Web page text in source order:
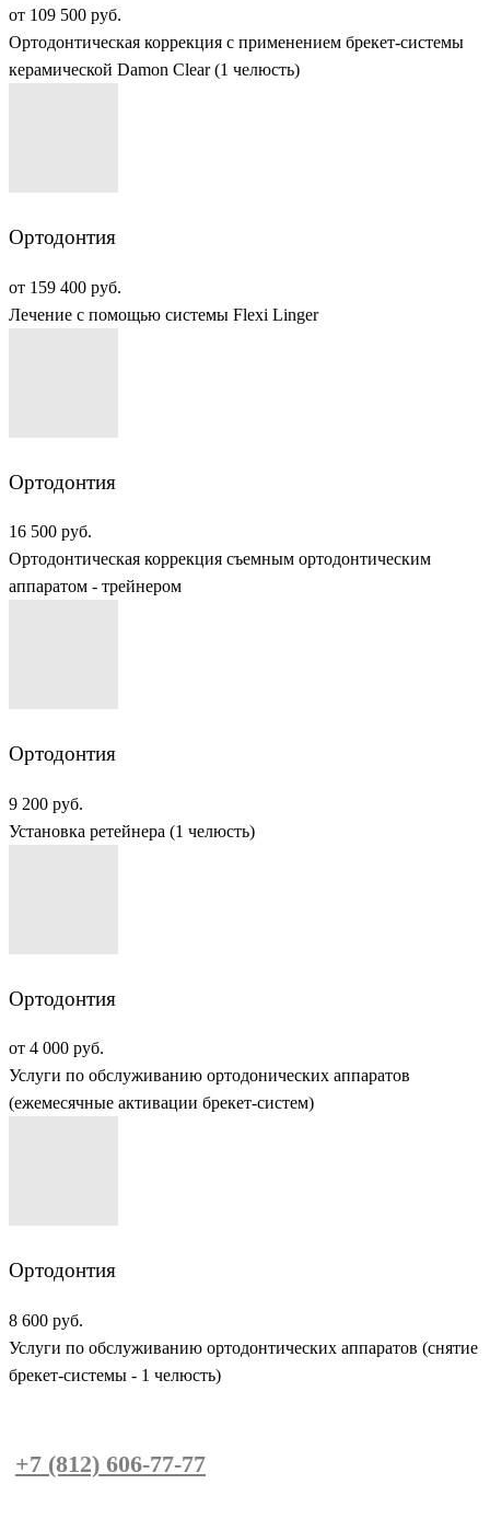
от 109 500 руб.
Ортодонтическая коррекция с применением брекет-системы
керамической Damon Clear (1 челюсть)
Ортодонтия
от 159 400 руб.
Лечение с помощью системы Flexi Linger
Ортодонтия
16 500 руб.
Ортодонтическая коррекция съемным ортодонтическим
аппаратом - трейнером
Ортодонтия
9 200 руб.
Установка ретейнера (1 челюсть)
Ортодонтия
от 4 000 руб.
Услуги по обслуживанию ортодонических аппаратов
(ежемесячные активации брекет-систем)
Ортодонтия
8 600 руб.
Услуги по обслуживанию ортодонтических аппаратов (снятие
брекет-системы - 1 челюсть)
+7 (812) 606-77-77